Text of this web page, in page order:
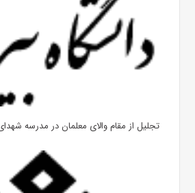
تجلیل از مقام والای معلمان در مدرسه